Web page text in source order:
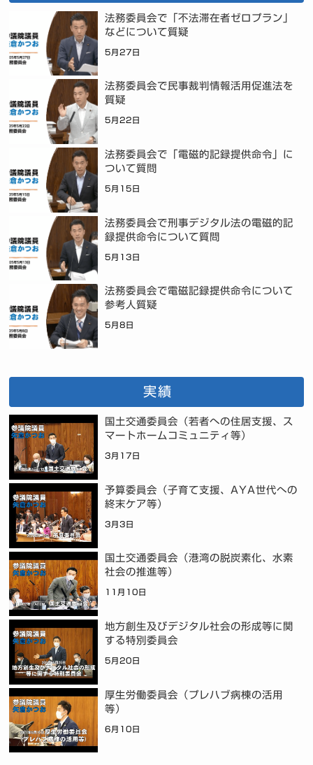
法務委員会で「不法滞在者ゼロプラン」
などについて質疑
5月27日
法務委員会で民事裁判情報活用促進法を
質疑
5月22日
法務委員会で「電磁的記録提供命令」に
ついて質問
5月15日
法務委員会で刑事デジタル法の電磁的記
録提供命令について質問
5月13日
法務委員会で電磁記録提供命令について
参考人質疑
5月8日
実績
国土交通委員会（若者への住居支援、ス
マートホームコミュニティ等）
3月17日
予算委員会（子育て支援、AYA世代への
終末ケア等）
3月3日
国土交通委員会（港湾の脱炭素化、水素
社会の推進等）
11月10日
地方創生及びデジタル社会の形成等に関
する特別委員会
5月20日
厚生労働委員会（プレハブ病棟の活用
等）
6月10日